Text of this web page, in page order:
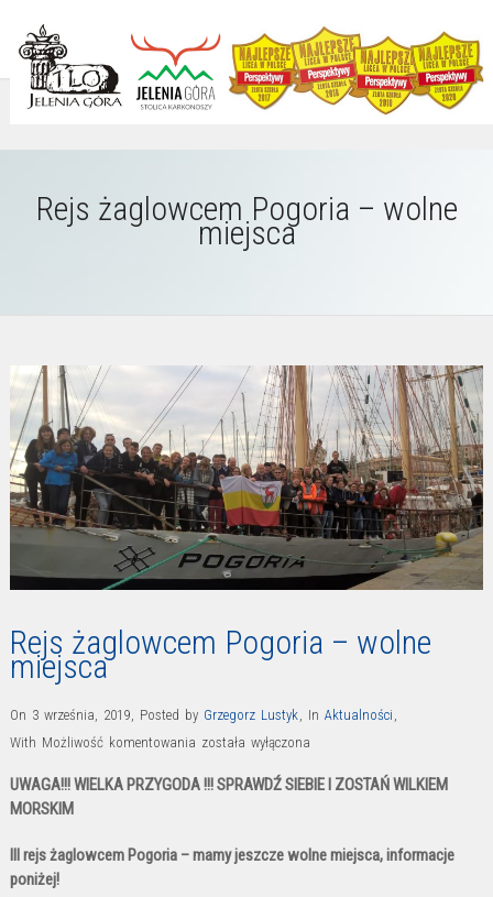
Rejs żaglowcem Pogoria – wolne
miejsca
Rejs żaglowcem Pogoria – wolne
miejsca
On 3 września, 2019 Posted by Grzegorz Lustyk In Aktualności
With Możliwość komentowania Rejs
wolne
została wyłączona
UWAGA!!! WIELKA PRZYGODA !!! SPRAWDŹ SIEBIE I ZOSTAŃ WILKIEM
MORSKIM
III rejs żaglowcem Pogoria – mamy jeszcze wolne miejsca, informacje
poniżej!